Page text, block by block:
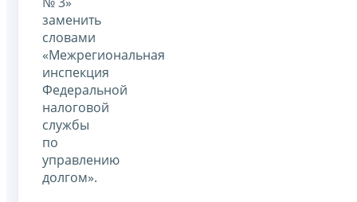
заменить
словами
«Межрегиональная
инспекция
Федеральной
налоговой
службы
по
управлению
долгом».